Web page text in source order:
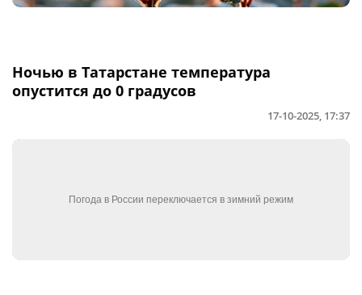
Ночью в Татарстане температура
опустится до 0 градусов
17-10-2025, 17:37